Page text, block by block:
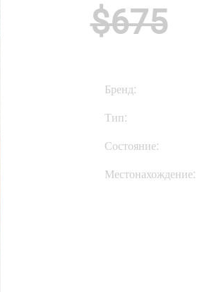
$675
Бренд:
Тип:
Состояние:
Местонахождение: